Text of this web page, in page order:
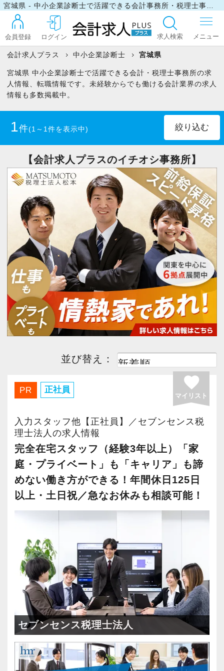
会員登録 ログイン 求人検索
ログイン
マイリスト
お問い合わせ
今すぐ会員登録
PC版サイトを見る
採用ご担当者様
会計求人プラス 中小企業診断士 宮城県
宮城県 中小企業診断士で活躍できる会計・税理士事務所の求
人情報、転職情報です。未経験からでも働ける会計業界の求人
情報も多数掲載中。
1件(1～1件を表示中)
正社員(1)
【会計求人プラスのイチオシ事務所】
並び替え：
PR 正社員 favorite
マイリスト
入力スタッフ他【正社員】／セブンセンス税
理士法人の求人情報
完全在宅スタッフ（経験3年以上）「家
庭・プライベート」も「キャリア」も諦
めない働き方ができる！年間休日125日
以上・土日祝／急なお休みも相談可能！
セブンセンス税理士法人